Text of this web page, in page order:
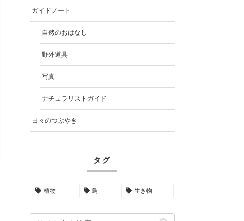
ガイドノート
自然のおはなし
野外道具
写真
ナチュラリストガイド
日々のつぶやき
タグ
植物 鳥 生き物